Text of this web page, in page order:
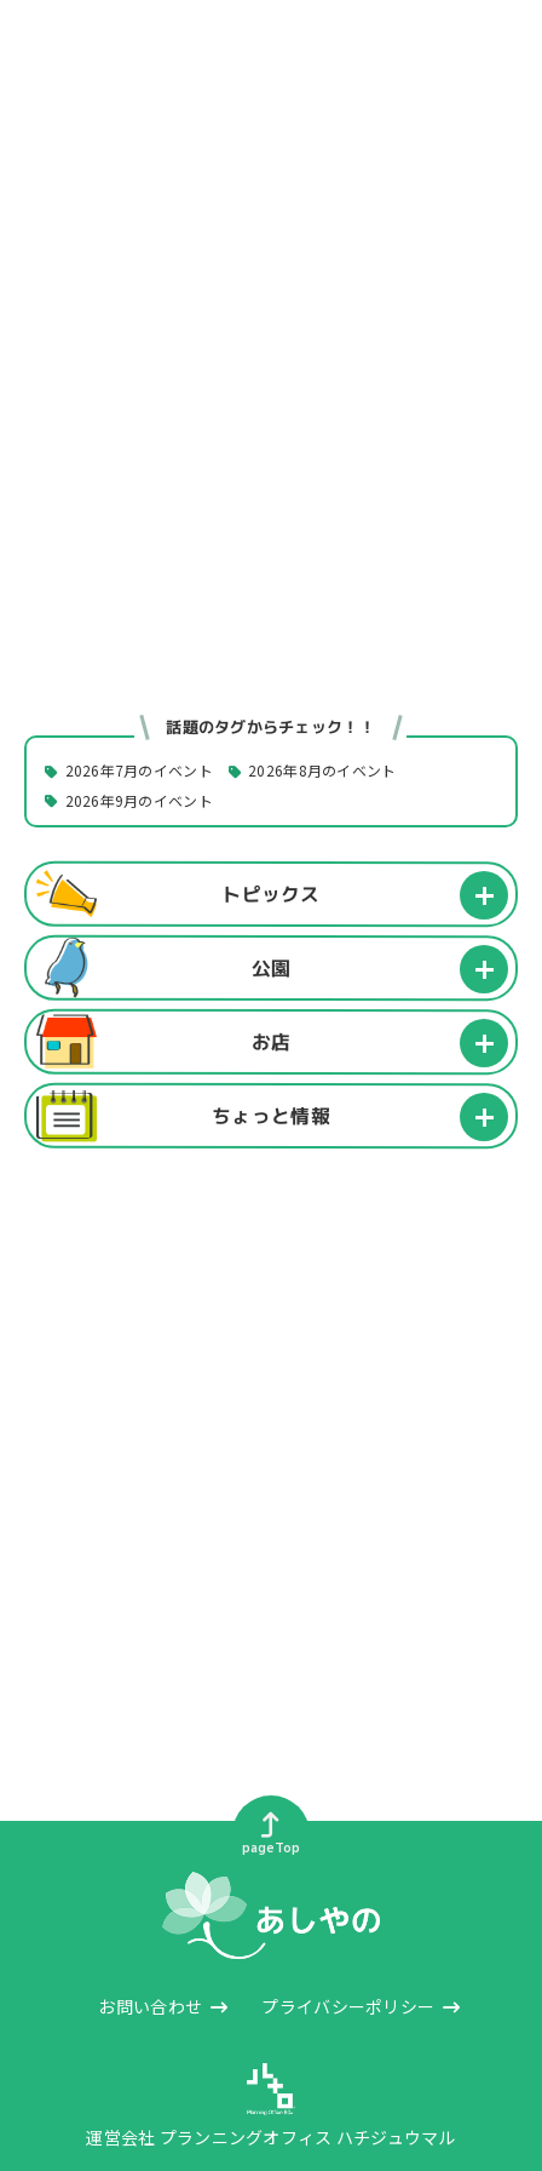
話題のタグからチェック！！
2026年7月のイベント
2026年8月のイベント
2026年9月のイベント
トピックス
公園
お店
ちょっと情報
お問い合わせ プライバシーポリシー
運営会社 プランニングオフィス ハチジュウマル
pageTop